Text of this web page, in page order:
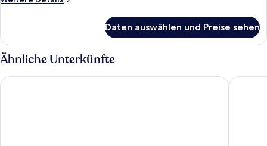
cm)
Doppelzimmer,
1
Doppelbett
(140
cm)
Daten auswählen und Preise sehen
Ähnliche Unterkünfte
First Hotel Grand Odense Hotel